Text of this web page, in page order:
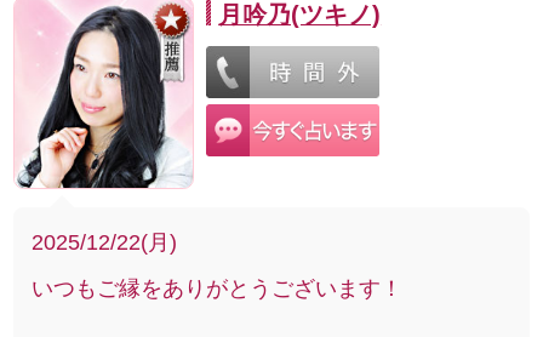
月吟乃(ツキノ)
2025/12/22(月)
いつもご縁をありがとうございます！